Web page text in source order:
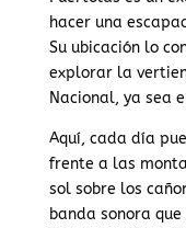
hacer una
Su ubicación lo
explorar la
Nacional, ya sea
Aquí, cada día
frente a las
sol sobre los
banda sonora